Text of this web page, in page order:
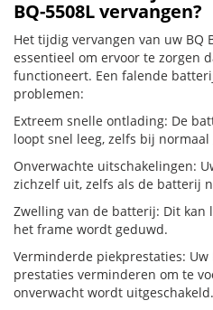
BQ-5508L vervangen?
Het tijdig vervangen van uw BQ
essentieel om ervoor te zorgen
functioneert. Een falende
problemen:
Extreem snelle ontlading: De
loopt snel leeg, zelfs bij
Onverwachte uitschakelingen:
zichzelf uit, zelfs als de batterij
Zwelling van de batterij: Dit kan
het frame wordt geduwd.
Verminderde piekprestaties: Uw
prestaties verminderen om te
onverwacht wordt uitgeschakeld.